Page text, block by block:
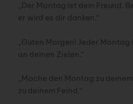
„Der Montag ist dein Freund.
er wird es dir danken.“
„Guten Morgen! Jeder
an deinen Zielen.“
„Mache den Montag zu
zu deinem Feind.“